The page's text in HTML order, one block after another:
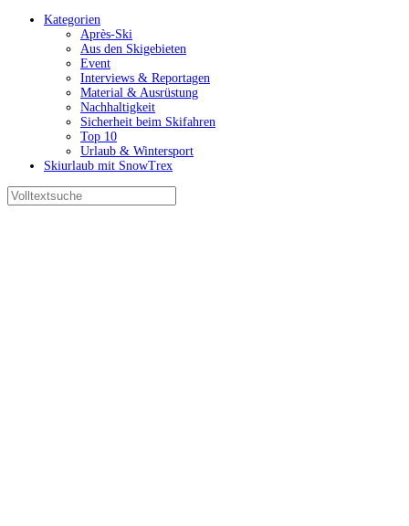
Kategorien
Après-Ski
Aus den Skigebieten
Event
Interviews & Reportagen
Material & Ausrüstung
Nachhaltigkeit
Sicherheit beim Skifahren
Top 10
Urlaub & Wintersport
Skiurlaub mit SnowTrex